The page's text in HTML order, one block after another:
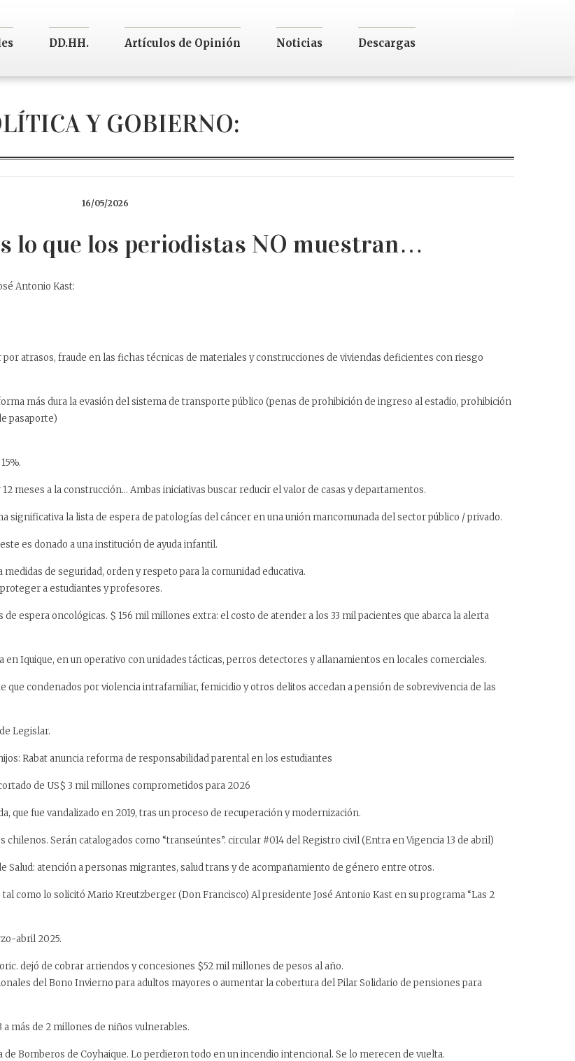
DD.HH. Artículos de Opinión Noticias Descargas
Y GOBIERNO:
16/05/2026
lo que los periodistas NO muestran…
Antonio Kast:
atrasos, fraude en las fichas técnicas de materiales y construcciones de viviendas deficientes con riesgo
más dura la evasión del sistema de transporte público (penas de prohibición de ingreso al estadio, prohibición
pasaporte)
meses a la construcción… Ambas iniciativas buscar reducir el valor de casas y departamentos.
significativa la lista de espera de patologías del cáncer en una unión mancomunada del sector público / privado.
es donado a una institución de ayuda infantil.
de seguridad, orden y respeto para la comunidad educativa.
a estudiantes y profesores.
espera oncológicas. $ 156 mil millones extra: el costo de atender a los 33 mil pacientes que abarca la alerta
en Iquique, en un operativo con unidades tácticas, perros detectores y allanamientos en locales comerciales.
condenados por violencia intrafamiliar, femicidio y otros delitos accedan a pensión de sobrevivencia de las
Legislar.
Rabat anuncia reforma de responsabilidad parental en los estudiantes
de US$ 3 mil millones comprometidos para 2026
que fue vandalizado en 2019, tras un proceso de recuperación y modernización.
Serán catalogados como “transeúntes”. circular #014 del Registro civil (Entra en Vigencia 13 de abril)
Salud: atención a personas migrantes, salud trans y de acompañamiento de género entre otros.
como lo solicitó Mario Kreutzberger (Don Francisco) Al presidente José Antonio Kast en su programa “Las 2
abril 2025.
dejó de cobrar arriendos y concesiones $52 mil millones de pesos al año.
del Bono Invierno para adultos mayores o aumentar la cobertura del Pilar Solidario de pensiones para
más de 2 millones de niños vulnerables.
Bomberos de Coyhaique. Lo perdieron todo en un incendio intencional. Se lo merecen de vuelta.